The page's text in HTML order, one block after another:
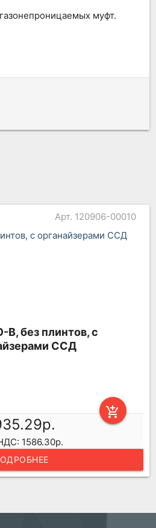
муфт.
Арт. 120906-00010
В, без плинтов, с
ССД
add_shopping_cart
1586.30р.